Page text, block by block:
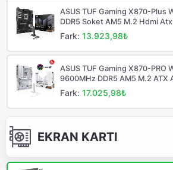
ASUS TUF Gaming X870-Plus
DDR5 Soket AM5 M.2 Hdmi
Fark:13.923,98₺
ASUS TUF Gaming X870-PRO
9600MHz DDR5 AM5 M.2 ATX
Fark:17.025,98₺
EKRAN KARTI